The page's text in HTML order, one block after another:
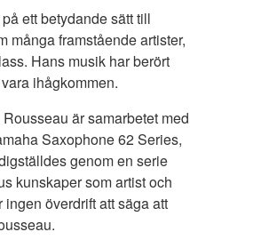
ett betydande sätt till
många framstående artister,
Hans musik har berört
ihågkommen.
är samarbetet med
Saxophone 62 Series,
genom en serie
kunskaper som artist och
överdrift att säga att